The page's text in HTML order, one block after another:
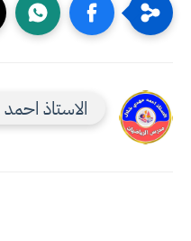
الاستاذ